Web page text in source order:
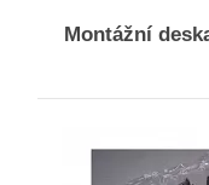
Montážní